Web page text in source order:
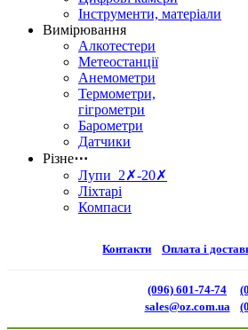
Інструменти, матеріали
Вимірювання
Алкотестери
Метеостанції
Анемометри
Термометри,
гігрометри
Барометри
Датчики
Різне⋯
Лупи 2✗-20✗
Ліхтарі
Компаси
Контакти Оплата і
(096) 601-74-74
sales@oz.com.ua